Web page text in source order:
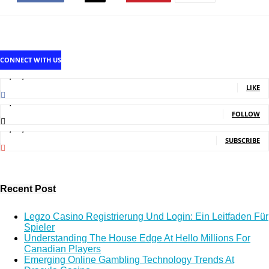
CONNECT WITH US
LIKE
FOLLOW
SUBSCRIBE
Recent Post
Legzo Casino Registrierung Und Login: Ein Leitfaden Für
Spieler
Understanding The House Edge At Hello Millions For
Canadian Players
Emerging Online Gambling Technology Trends At